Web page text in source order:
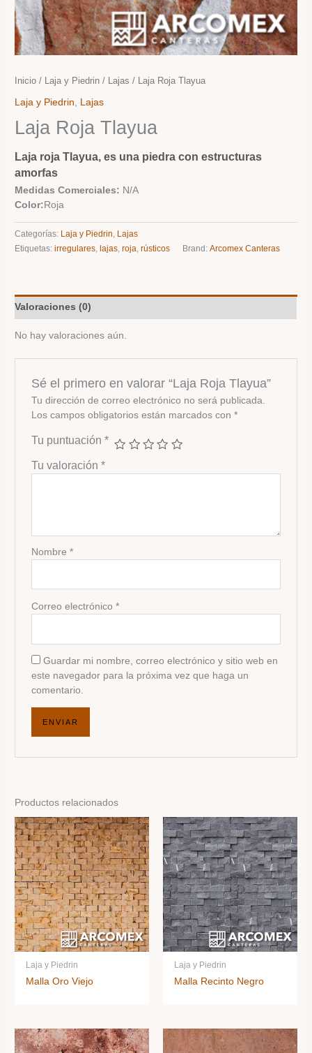
Inicio / Laja y Piedrin / Lajas / Laja Roja Tlayua
Laja y Piedrin Lajas
Laja Roja Tlayua
Laja roja Tlayua, es una piedra con estructuras
amorfas
Medidas Comerciales: N/A
Color: Roja
Categorías: Laja y Piedrin, Lajas
Etiquetas:irregulares, lajas,roja,rústicos Brand:Arcomex Canteras
Valoraciones (0)
No hay valoraciones aún.
Sé el primero en valorar “Laja Roja Tlayua”
Tu dirección de correo electrónico no será publicada.
Los campos obligatorios están marcados con *
Tu puntuación *
Tu valoración *
Nombre *
Correo electrónico *
Guardar mi nombre, correo electrónico y sitio web en
este navegador para la próxima vez que haga un
comentario.
Productos relacionados
Laja y Piedrin
Malla Oro Viejo
Laja y Piedrin
Malla Recinto Negro